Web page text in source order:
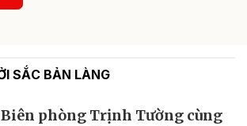
SẮC BẢN LÀNG
phòng Trịnh Tường cùng